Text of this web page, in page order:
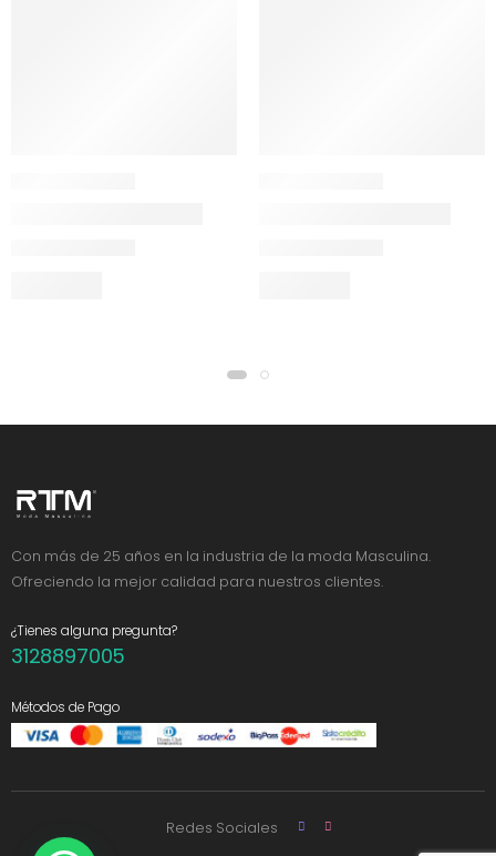
Con más de 25 años en la industria de la moda Masculina.
Ofreciendo la mejor calidad para nuestros clientes.
¿Tienes alguna pregunta?
3128897005
Métodos de Pago
Redes Sociales